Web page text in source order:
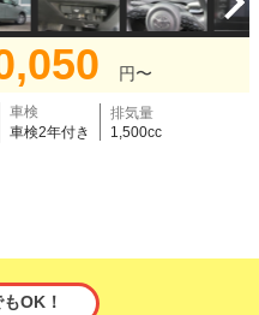
円〜
車検
車検2年付き
排気量
1,500cc
OK！